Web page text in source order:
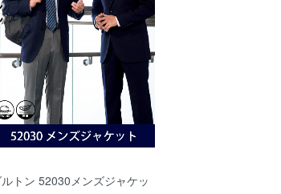
ルトン 52030メンズジャケッ